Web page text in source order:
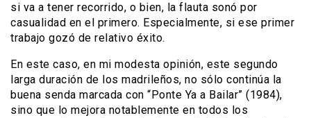
si va a tener recorrido, o bien, la flauta sonó por
casualidad en el primero. Especialmente, si ese primer
trabajo gozó de relativo éxito.
En este caso, en mi modesta opinión, este segundo
larga duración de los madrileños, no sólo continúa la
buena senda marcada con “Ponte Ya a Bailar” (1984),
sino que lo mejora notablemente en todos los